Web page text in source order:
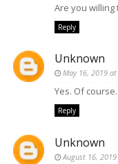
Are you
Reply
Unknown
May 16, 2019 at
Yes. Of course.
Reply
Unknown
August 16,